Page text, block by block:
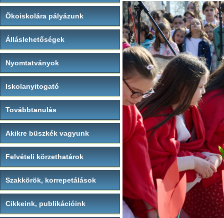
Ökoiskolára pályázunk
Álláslehetőségek
Nyomtatványok
Iskolanyitogató
Továbbtanulás
Akikre büszkék vagyunk
Felvételi körzethatárok
Szakkörök, korrepetálások
Cikkeink, publikációink